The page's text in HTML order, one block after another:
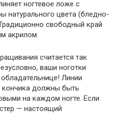
ногтевое ложе с
натурального цвета (бледно-
свободный край
акрилом.
считается так
ваши ноготки
Линии
кончика должны быть
на каждом ногте. Если
— настоящий